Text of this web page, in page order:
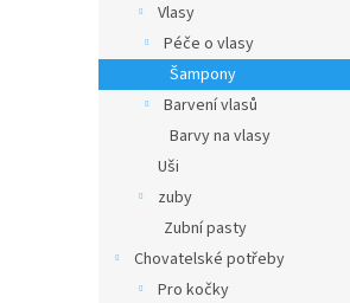
Vlasy
Péče o vlasy
Šampony
Barvení vlasů
Barvy na vlasy
Uši
zuby
Zubní pasty
Chovatelské potřeby
Pro kočky